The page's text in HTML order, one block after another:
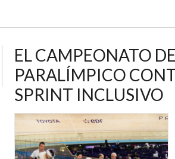
EL CAMPEONATO
PARALÍMPICO
SPRINT INCLUSIVO